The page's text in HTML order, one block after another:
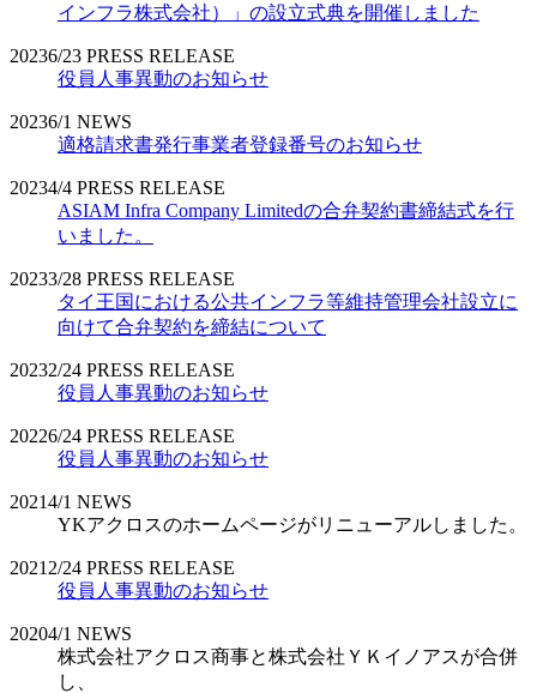
インフラ株式会社）」の設立式典を開催しました
20236/23 PRESS RELEASE
役員人事異動のお知らせ
20236/1 NEWS
適格請求書発行事業者登録番号のお知らせ
20234/4 PRESS RELEASE
ASIAM Infra Company Limitedの合弁契約書締結式を行
いました。
20233/28 PRESS RELEASE
タイ王国における公共インフラ等維持管理会社設立に
向けて合弁契約を締結について
20232/24 PRESS RELEASE
役員人事異動のお知らせ
20226/24 PRESS RELEASE
役員人事異動のお知らせ
20214/1 NEWS
YKアクロスのホームページがリニューアルしました。
2021 2/24 PRESS RELEASE
役員人事異動のお知らせ
20204/1 NEWS
株式会社アクロス商事と株式会社ＹＫイノアスが合併
し、